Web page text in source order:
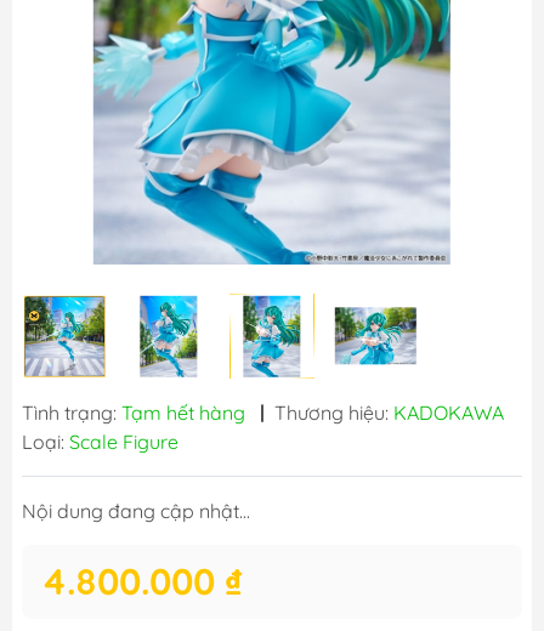
Tình trạng: Tạm hết hàng | Thương hiệu: KADOKAWA
Loại: Scale Figure
Nội dung đang cập nhật...
4.800.000 ₫